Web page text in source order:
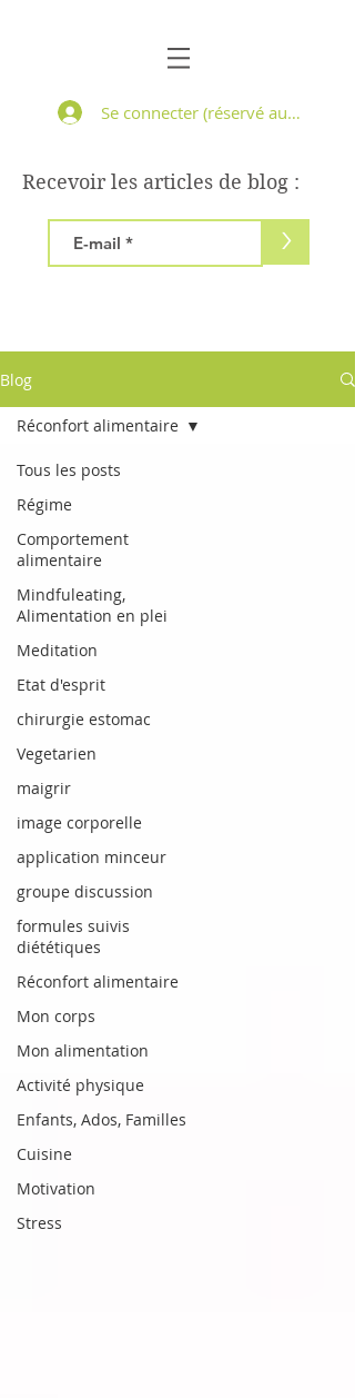
Se connecter (réservé aux
Recevoir les articles de blog :
>
Blog
Tous les posts
Régime
Comportement
alimentaire
Mindfuleating,
Alimentation en plei
Meditation
Etat d'esprit
chirurgie estomac
Vegetarien
maigrir
image corporelle
application minceur
groupe discussion
formules suivis
diététiques
Réconfort alimentaire
Mon corps
Mon alimentation
Activité physique
Enfants, Ados, Familles
Cuisine
Motivation
Stress
Réconfort alimentaire